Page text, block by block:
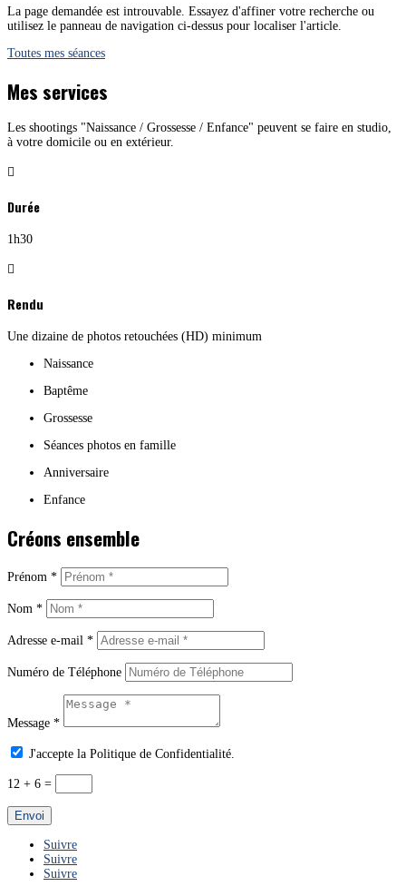
La page demandée est introuvable. Essayez d'affiner votre recherche ou
utilisez le panneau de navigation ci-dessus pour localiser l'article.
Toutes mes séances
Mes services
Les shootings "Naissance / Grossesse / Enfance" peuvent se faire en studio,
à votre domicile ou en extérieur.

Durée
1h30

Rendu
Une dizaine de photos retouchées (HD) minimum
Naissance
Baptême
Grossesse
Séances photos en famille
Anniversaire
Enfance
Créons ensemble
Prénom *
Nom *
Adresse e-mail *
Numéro de Téléphone
Message *
J'accepte la Politique de Confidentialité.
12 + 6 =
Envoi
Suivre
Suivre
Suivre